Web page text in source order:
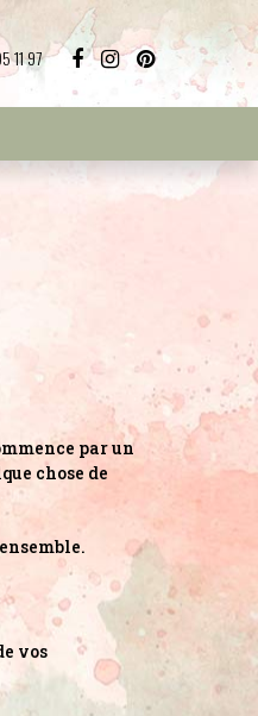
11 97
par un
chose de
vos